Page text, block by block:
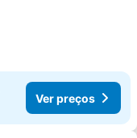
Ver preços